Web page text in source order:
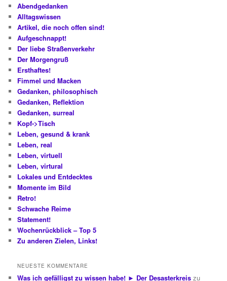
Abendgedanken
Alltagswissen
Artikel, die noch offen sind!
Aufgeschnappt!
Der liebe Straßenverkehr
Der Morgengruß
Ersthaftes!
Fimmel und Macken
Gedanken, philosophisch
Gedanken, Reflektion
Gedanken, surreal
Kopf->Tisch
Leben, gesund & krank
Leben, real
Leben, virtuell
Leben, virtural
Lokales und Entdecktes
Momente im Bild
Retro!
Schwache Reime
Statement!
Wochenrückblick – Top 5
Zu anderen Zielen, Links!
NEUESTE KOMMENTARE
Was ich gefälligst zu wissen habe! ► Der Desasterkreis zu